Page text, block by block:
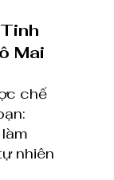
Mai
chế
nhiên